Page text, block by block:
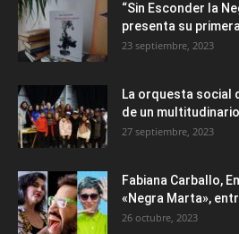
“Sin Esconder la
presenta su
23 septiembre, 2023
La orquesta social
de un
27 septiembre, 2023
Fabiana Carballo,
«Negra Marta»,
26 octubre, 2023